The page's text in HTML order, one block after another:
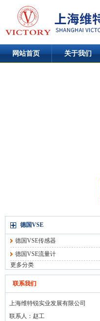
网站首页 关于我们
德国VSE
德国VSE传感器
德国VSE流量计
更多分类
联系我们
上海维特锐实业发展有限公司
联系人：赵工